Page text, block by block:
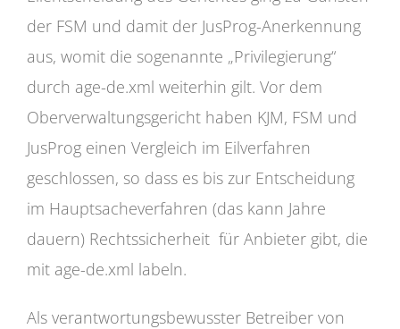
der FSM und damit der JusProg-Anerkennung
aus, womit die sogenannte „Privilegierung“
durch age-de.xml weiterhin gilt. Vor dem
Oberverwaltungsgericht haben KJM, FSM und
JusProg einen Vergleich im Eilverfahren
geschlossen, so dass es bis zur Entscheidung
im Hauptsacheverfahren (das kann Jahre
dauern) Rechtssicherheit für Anbieter gibt, die
mit age-de.xml labeln.
Als verantwortungsbewusster Betreiber von